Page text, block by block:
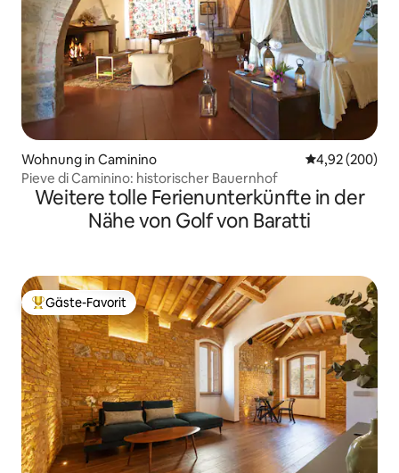
Wohnung in Caminino
4,92 (200)
Pieve di Caminino: historischer Bauernhof
Weitere tolle Ferienunterkünfte in der
Nähe von Golf von Baratti
Beliebter Gäste-Favorit.
Gäste-Favorit